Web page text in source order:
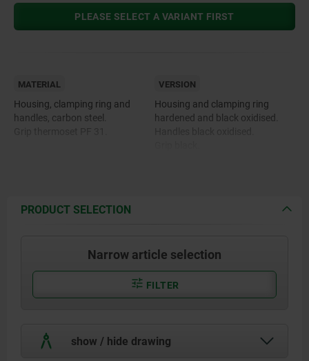
PLEASE SELECT A VARIANT FIRST
MATERIAL
Housing, clamping ring and
handles, carbon steel.
VERSION
Housing and clamping ring
hardened and black oxidised.
PRODUCT SELECTION
Narrow article selection
FILTER
show / hide drawing